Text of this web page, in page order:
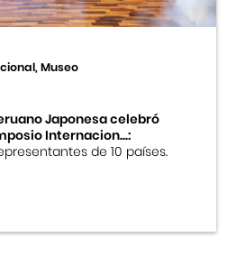
Museo
Japonesa celebró
Internacion...:
de 10 países.